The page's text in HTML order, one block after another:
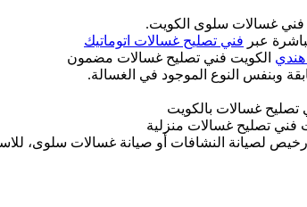
فني غسالات سلوى الكويت.
عبر فني تصليح غسالات اتوماتيك
الكويت فني تصليح غسالات مضمون
غسالات بالكويت
تصليح غسالات منزلية
لصيانة النشافات أو صيانة غسالات سلوى،